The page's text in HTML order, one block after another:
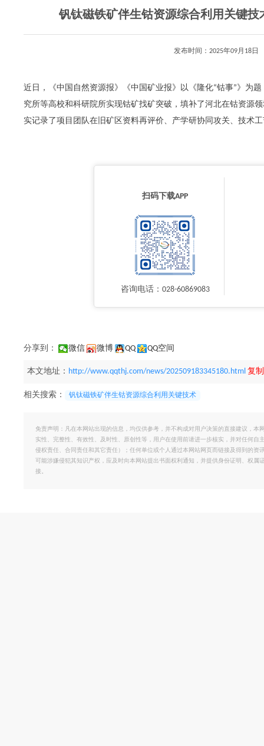
钒钛磁铁矿伴生钴资源综合利用关键
发布时间：2025年09月18
近日，《中国自然资源报》《中国矿业报》以《隆化“钴事”》为
究所等高校和科研院所实现钴矿找矿突破，填补了河北在钴资源
实记录了项目团队在旧矿区资料再评价、产学研协同攻关、技术
扫码下载APP
咨询电话：028-60869083
分享到： 微信 微博 QQ QQ空间
本文地址： http://www.qqthj.com/news/202509183345180.html 复
相关搜索： 钒钛磁铁矿伴生钴资源综合利用关键技术
免责声明：凡在本网站出现的信息，均仅供参考，并不构成对用户决策的直接建议，
实性、完整性、有效性、及时性、原创性等，用户在使用前请进一步核实，并对任何
侵权责任、合同责任和其它责任）；任何单位或个人通过本网站网页而链接及得到的
可能涉嫌侵犯其知识产权，应及时向本网站提出书面权利通知，并提供身份证明、权
接。